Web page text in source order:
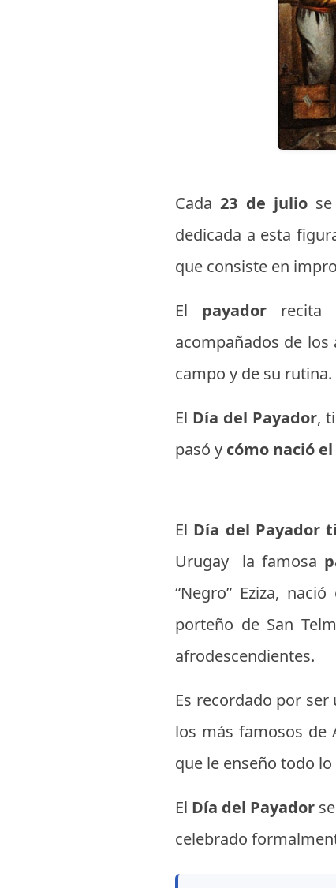
Cada23 de juliose
dedicada a esta
que consiste en
El payador recita
acompañados de
campo y de su rutina.
El Día del Payador,
pasó y cómo nació
El Día del Payador
Urugay la famosa
“Negro” Eziza,
porteño de San
afrodescendientes.
Es recordado por
los más famosos de
que le enseño todo
El Día del Payador
celebrado